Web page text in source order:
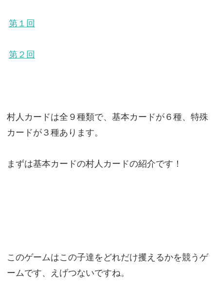
第１回
第２回
村人カードは全９種類で、基本カードが６種、特殊
カードが３種あります。
まずは基本カードの村人カードの紹介です！
このゲームはこの子達をどれだけ攫えるかを競うゲ
ームです、えげつないですね。